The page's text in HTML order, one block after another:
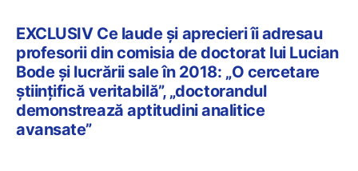
EXCLUSIV Ce laude și aprecieri îi adresau
profesorii din comisia de doctorat lui Lucian
Bode și lucrării sale în 2018: „O cercetare
științifică veritabilă”, „doctorandul
demonstrează aptitudini analitice
avansate”